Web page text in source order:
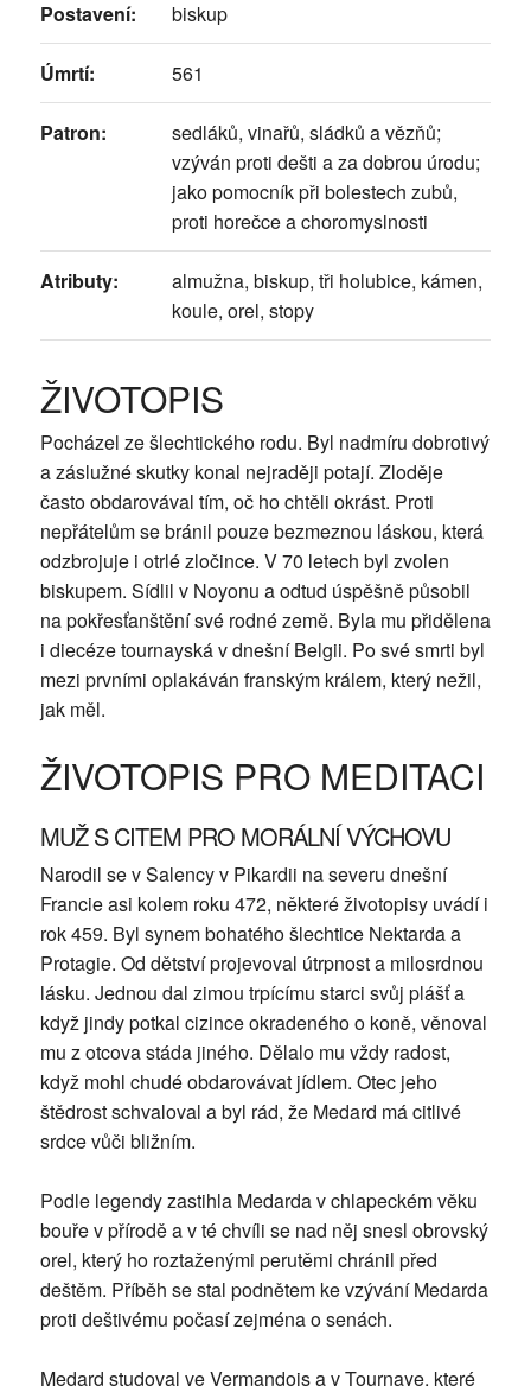
Postavení: biskup
Úmrtí: 561
Patron:
sedláků, vinařů, sládků a vězňů;
vzýván proti dešti a za dobrou úrodu;
jako pomocník při bolestech zubů,
proti horečce a choromyslnosti
Atributy:
almužna, biskup, tři holubice, kámen,
koule, orel, stopy
ŽIVOTOPIS
Pocházel ze šlechtického rodu. Byl nadmíru dobrotivý
a záslužné skutky konal nejraději potají. Zloděje
často obdarovával tím, oč ho chtěli okrást. Proti
nepřátelům se bránil pouze bezmeznou láskou, která
odzbrojuje i otrlé zločince. V 70 letech byl zvolen
biskupem. Sídlil v Noyonu a odtud úspěšně působil
na pokřesťanštění své rodné země. Byla mu přidělena
i diecéze tournayská v dnešní Belgii. Po své smrti byl
mezi prvními oplakáván franským králem, který nežil,
jak měl.
ŽIVOTOPIS PRO MEDITACI
MUŽ S CITEM PRO MORÁLNÍ VÝCHOVU
Narodil se v Salency v Pikardii na severu dnešní
Francie asi kolem roku 472, některé životopisy uvádí i
rok 459. Byl synem bohatého šlechtice Nektarda a
Protagie. Od dětství projevoval útrpnost a milosrdnou
lásku. Jednou dal zimou trpícímu starci svůj plášť a
když jindy potkal cizince okradeného o koně, věnoval
mu z otcova stáda jiného. Dělalo mu vždy radost,
když mohl chudé obdarovávat jídlem. Otec jeho
štědrost schvaloval a byl rád, že Medard má citlivé
srdce vůči bližním.
Podle legendy zastihla Medarda v chlapeckém věku
bouře v přírodě a v té chvíli se nad něj snesl obrovský
orel, který ho roztaženými perutěmi chránil před
deštěm. Příběh se stal podnětem ke vzývání Medarda
proti deštivému počasí zejména o senách.
Medard studoval ve Vermandois a v Tournaye, které